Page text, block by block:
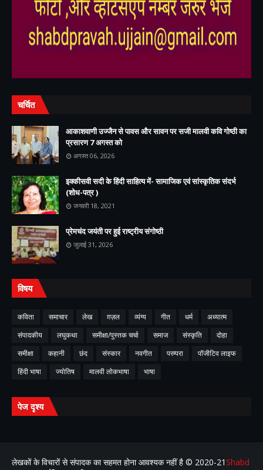
चर्चित
आकाशवाणी उज्जैन से पावस और सावन पर सजी मालवी कवि गोष्ठी का
प्रसारण 7 अगस्त को
अगस्त 06, 2026
इक्कीसवी सदी के हिंदी साहित्य में- सामाजिक एवं सांस्कृतिक संदर्भ
(शोध-पत्र )
जनवरी 18, 2021
प्रेमचंद जयंती पर हुई राष्ट्रीय संगोष्ठी
जुलाई 31, 2026
विषय
कविता समाचार लेख ग़ज़ल व्यंग्य गीत धर्म
अध्यात्म
संपादकीय
लघुकथा समीक्षा/पुस्तक चर्चा समाज संस्कृति
दोहा
समीक्षा
कहानी छंद संस्कार नवगीत परम्परा
पॉजीटिव लाइफ
हिंदी भाषा
ज्योतिष मालवी लोकभाषा भाषा
पेज दृश्य
लेखकों के विचारों से संपादक का सहमत होना आवश्यक नहीं है ©️ 2020-21Shabd